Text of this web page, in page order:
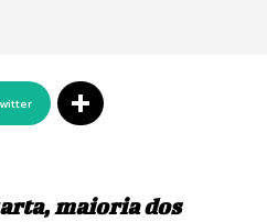
maioria dos